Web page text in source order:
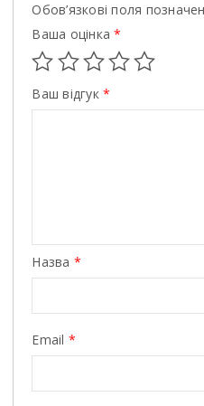
Обов’язкові поля
Ваша оцінка*
Ваш відгук*
Назва *
Email *